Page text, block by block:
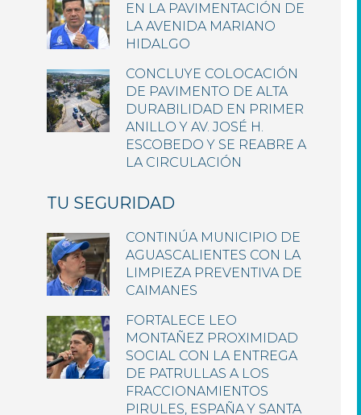
EN LA PAVIMENTACIÓN DE
LA AVENIDA MARIANO
HIDALGO
CONCLUYE COLOCACIÓN
DE PAVIMENTO DE ALTA
DURABILIDAD EN PRIMER
ANILLO Y AV. JOSÉ H.
ESCOBEDO Y SE REABRE A
LA CIRCULACIÓN
TU SEGURIDAD
CONTINÚA MUNICIPIO DE
AGUASCALIENTES CON LA
LIMPIEZA PREVENTIVA DE
CAIMANES
FORTALECE LEO
MONTAÑEZ PROXIMIDAD
SOCIAL CON LA ENTREGA
DE PATRULLAS A LOS
FRACCIONAMIENTOS
PIRULES, ESPAÑA Y SANTA